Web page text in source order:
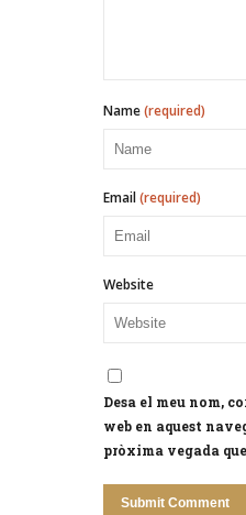
Name(required)
Email(required)
Website
Desa el meu nom,
web en aquest
pròxima vegada